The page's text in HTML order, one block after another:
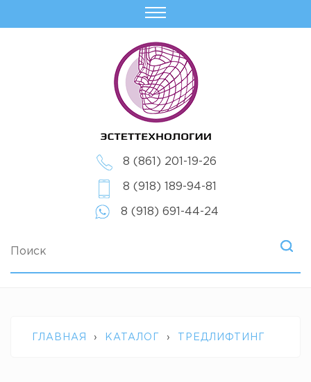
8 (861) 201-19-26
8 (918) 189-94-81
8 (918) 691-44-24
ГЛАВНАЯ › КАТАЛОГ › ТРЕДЛИФТИНГ